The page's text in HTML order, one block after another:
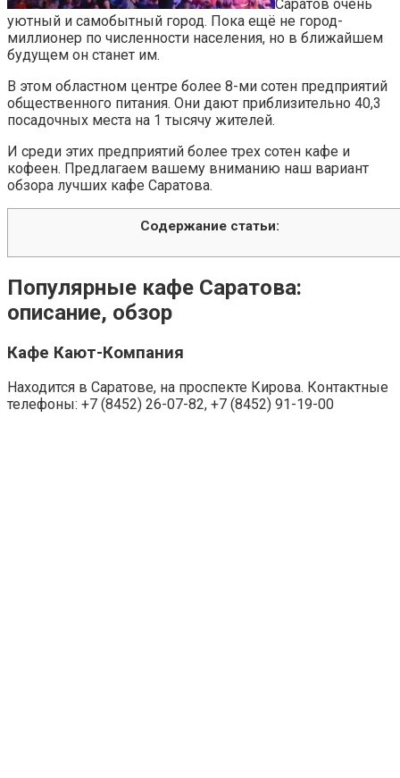
Саратов очень
уютный и самобытный город. Пока ещё не город-
миллионер по численности населения, но в ближайшем
будущем он станет им.
В этом областном центре более 8-ми сотен предприятий
общественного питания. Они дают приблизительно 40,3
посадочных места на 1 тысячу жителей.
И среди этих предприятий более трех сотен кафе и
кофеен. Предлагаем вашему вниманию наш вариант
обзора лучших кафе Саратова.
Содержание статьи:
Популярные кафе Саратова:
описание, обзор
Кафе Кают-Компания
Находится в Саратове, на проспекте Кирова. Контактные
телефоны: +7 (8452) 26-07-82, +7 (8452) 91-19-00